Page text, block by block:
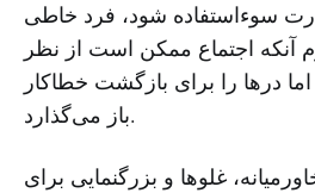
سوءاستفاده شود، فرد خاطی
آنکه اجتماع ممکن است از نظر
درها را برای بازگشت خطاکار
باز می‌گذارد.
غلوها و بزرگنمایی برای